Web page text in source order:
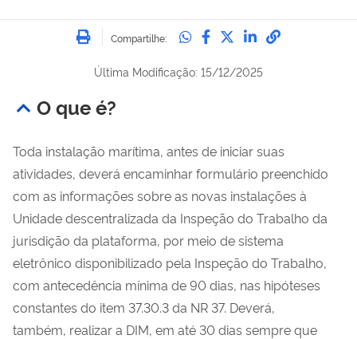
Imprimir
Compartilhe: Compartilhe no
Compartilhe no
Compartilhe no
Compartilhe
Última Modificação: 15/12/2025
O que é?
Toda instalação marítima, antes de iniciar suas
atividades, deverá encaminhar formulário preenchido
com as informações sobre as novas instalações à
Unidade descentralizada da Inspeção do Trabalho da
jurisdição da plataforma, por meio de sistema
eletrônico disponibilizado pela Inspeção do Trabalho,
com antecedência mínima de 90 dias, nas hipóteses
constantes do item 37.30.3 da NR 37. Deverá,
também, realizar a DIM, em até 30 dias sempre que